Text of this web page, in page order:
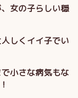
女の子らしい穏
しくイイ子でい
小さな病気もな